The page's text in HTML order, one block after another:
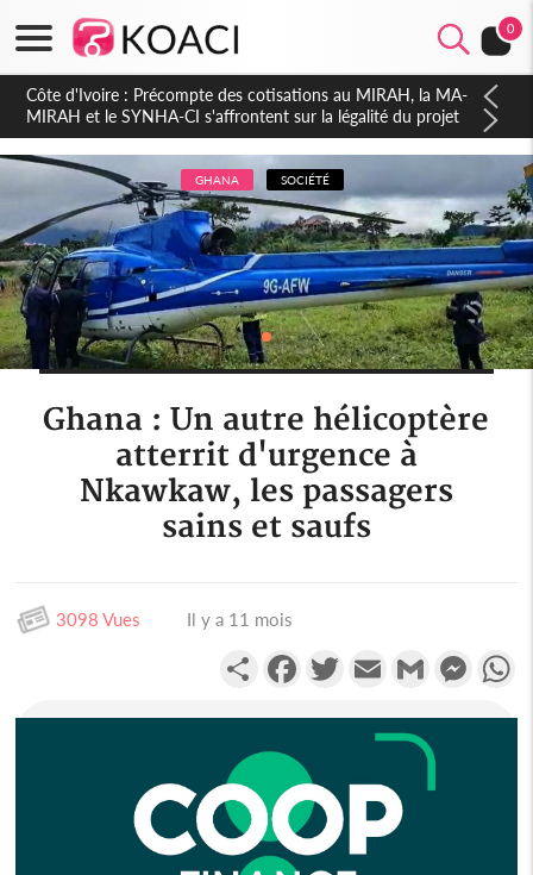
0
Côte d'Ivoire : Indépendance 2026, Thiam plaide pour un
environnement démocratique plus apaisé
GHANA SOCIÉTÉ
Ghana : Un autre hélicoptère
atterrit d'urgence à
Nkawkaw, les passagers
sains et saufs
3098 Vues Il y a 11 mois
PartagerFacebookTwitterEmail Gmail